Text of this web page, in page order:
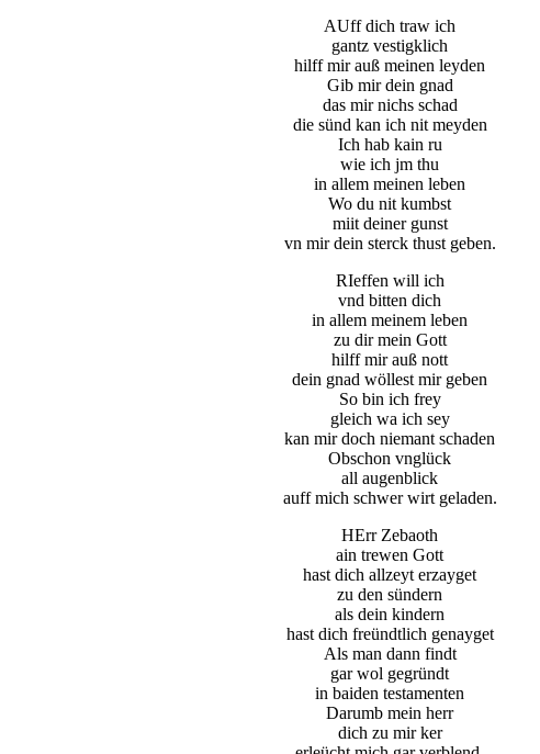
AUff dich traw ich
gantz vestigklich
hilff mir auß meinen leyden
Gib mir dein gnad
das mir nichs schad
die sünd kan ich nit meyden
Ich hab kain ru
wie ich jm thu
in allem meinen leben
Wo du nit kumbst
miit deiner gunst
vn mir dein sterck thust geben.
RIeffen will ich
vnd bitten dich
in allem meinem leben
zu dir mein Gott
hilff mir auß nott
dein gnad wöllest mir geben
So bin ich frey
gleich wa ich sey
kan mir doch niemant schaden
Obschon vnglück
all augenblick
auff mich schwer wirt geladen.
HErr Zebaoth
ain trewen Gott
hast dich allzeyt erzayget
zu den sündern
als dein kindern
hast dich freündtlich genayget
Als man dann findt
gar wol gegründt
in baiden testamenten
Darumb mein herr
dich zu mir ker